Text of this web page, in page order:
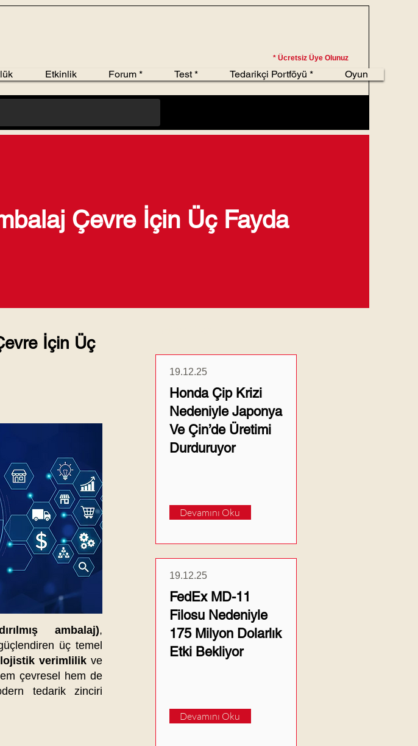
* Ücretsiz Üye Olunuz
Etkinlik Forum * Test * Tedarikçi Portföyü * Oyun
Çevre İçin Üç Fayda
İçin Üç
ambalaj),
üç temel
lojistik verimlilikve
çevresel hem de
tedarik zinciri
19.12.25
Honda Çip Krizi
Nedeniyle Japonya
Ve Çin’de Üretimi
Durduruyor
Devamını Oku
19.12.25
FedEx MD-11
Filosu Nedeniyle
175 Milyon Dolarlık
Etki Bekliyor
Devamını Oku